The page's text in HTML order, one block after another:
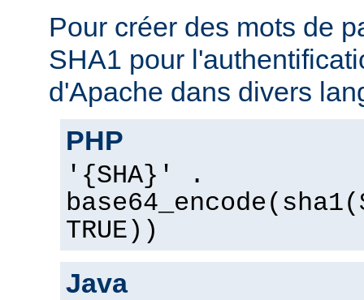
Pour créer des mots de
SHA1 pour
d'Apache dans divers
PHP
'{SHA}' .
TRUE))
Java